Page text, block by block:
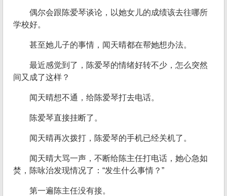
偶尔会跟陈爱琴谈论，以她女儿的成绩该去往哪所
学校好。
甚至她儿子的事情，闻天晴都在帮她想办法。
最近感觉到了，陈爱琴的情绪好转不少，怎么突然
间又成了这样？
闻天晴想不通，给陈爱琴打去电话。
陈爱琴直接挂断了。
闻天晴再次拨打，陈爱琴的手机已经关机了。
闻天晴大骂一声，不断给陈主任打电话，她心急如
焚，陈咏治发现情况了：“发生什么事情？”
第一遍陈主任没有接。